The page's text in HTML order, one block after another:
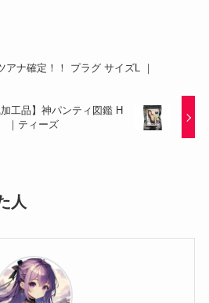
アナ確定！！ プラグ サイズL ｜
工品】神パンティ図鑑 H
｜ティーズ
人